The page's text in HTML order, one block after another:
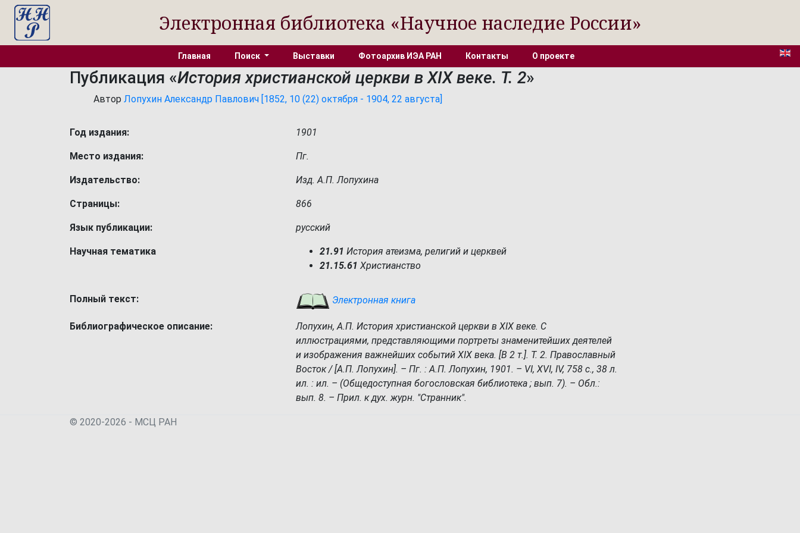
Электронная библиотека «Научное наследие России»
Главная Поиск Выставки Фотоархив ИЭА РАН Контакты О проекте
Публикация «История христианской церкви в XIX веке. Т. 2»
Автор Лопухин Александр Павлович [1852, 10 (22) октября - 1904, 22 августа]
Год издания: 1901
Место издания: Пг.
Издательство: Изд. А.П. Лопухина
Страницы: 866
Язык публикации: русский
Научная тематика 21.91 История атеизма, религий и церквей
21.15.61 Христианство
Полный текст: Электронная книга
Библиографическое описание:
Лопухин, А.П. История христианской церкви в XIX веке. С
иллюстрациями, представляющими портреты знаменитейших деятелей
и изображения важнейших событий XIX века. [В 2 т.]. Т. 2. Православный
Восток / [А.П. Лопухин]. – Пг. : А.П. Лопухин, 1901. – VI, XVI, IV, 758 с., 38 л.
ил. : ил. – (Общедоступная богословская библиотека ; вып. 7). – Обл.:
вып. 8. – Прил. к дух. журн. "Странник".
© 2020-2026 - МСЦ РАН